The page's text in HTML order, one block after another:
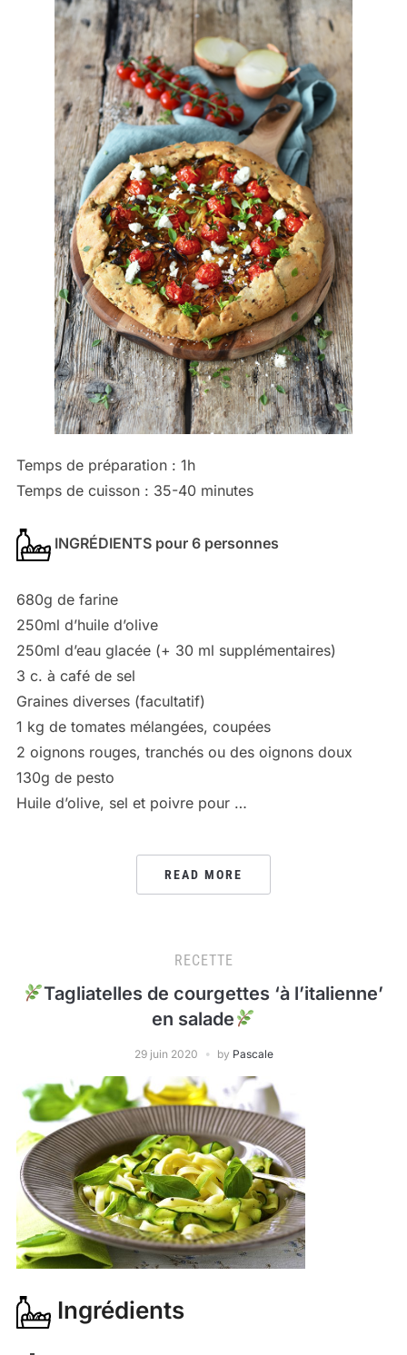
Temps de préparation : 1h
Temps de cuisson : 35-40 minutes
INGRÉDIENTS pour 6 personnes
680g de farine
250ml d’huile d’olive
250ml d’eau glacée (+ 30 ml supplémentaires)
3 c. à café de sel
Graines diverses (facultatif)
1 kg de tomates mélangées, coupées
2 oignons rouges, tranchés ou des oignons doux
130g de pesto
Huile d’olive, sel et poivre pour …
READ MORE
RECETTE
Tagliatelles de courgettes ‘à l’italienne’
en salade
29 juin 2020 by Pascale
Ingrédients